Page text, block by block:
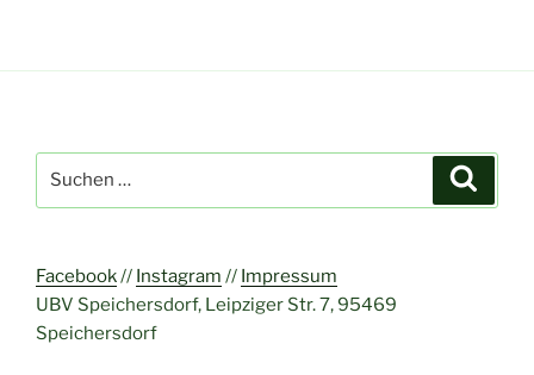
nach:
Facebook// Instagram // Impressum
UBV Speichersdorf, Leipziger Str. 7, 95469
Speichersdorf